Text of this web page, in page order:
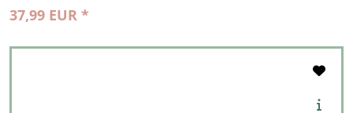
37,99 EUR *